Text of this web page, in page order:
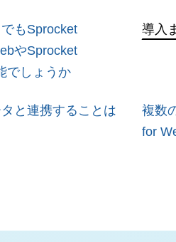
もSprocket
やSprocket
でしょうか
導入
と連携することは
複数
for